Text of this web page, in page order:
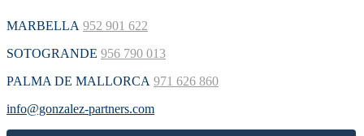
MARBELLA 952 901 622
SOTOGRANDE 956 790 013
PALMA DE MALLORCA 971 626 860
info@gonzalez-partners.com